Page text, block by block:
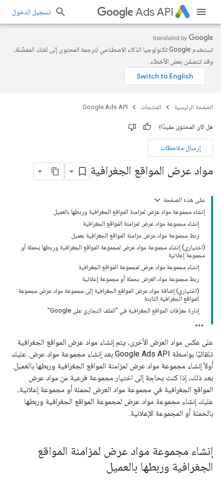
Ads API تسجيل الدخول
تستخدم Google تكنولوجيا الذكاء الاصطناعي لترجمة المحتوى إلى لغتك المفضّلة،
وقد تتضمّن بعض الأخطاء.
الصفحة الرئيسية المنتجات Google Ads API
هل كان المحتوى مفيدًا؟
إرسال ملاحظات
مواد عرض المواقع الجغرافية
على هذه الصفحة
إنشاء مجموعة مواد عرض لمزامنة المواقع الجغرافية وربطها بالعميل
إنشاء مجموعة مواد عرض لمزامنة المواقع الجغرافية
ربط مجموعة مواد عرض مزامنة المواقع الجغرافية بعميل
(اختياري) إنشاء مجموعة مواد عرض لمجموعة المواقع الجغرافية وربطها بحملة أو
مجموعة إعلانية
إنشاء مجموعة مواد عرض لمجموعة المواقع الجغرافية
ربط مجموعة مواد العرض بحملة أو مجموعة إعلانية
(اختياري) إضافة مواد عرض المواقع الجغرافية إلى مجموعة مواد عرض مجموعة
المواقع الجغرافية الثابتة
إدارة معرّفات المواقع الجغرافية في "الملف التجاري على Google"
على عكس مواد العرض الأخرى، يتم إنشاء مواد عرض المواقع الجغرافية
تلقائيًا بواسطة Google Ads API بعد إنشاء مجموعة مواد عرض. عليك
أولاً إنشاء مجموعة مواد عرض لمزامنة المواقع الجغرافية وربطها بالعميل.
بعد ذلك، إذا كنت بحاجة إلى اختيار مجموعة فرعية من مواد عرض
المواقع الجغرافية في مجموعة مواد العرض لحملة أو مجموعة إعلانية،
عليك إنشاء مجموعة مواد عرض لمجموعة المواقع الجغرافية وربطها
بالحملة أو المجموعة الإعلانية.
إنشاء مجموعة مواد عرض لمزامنة المواقع
الجغرافية وربطها بالعميل